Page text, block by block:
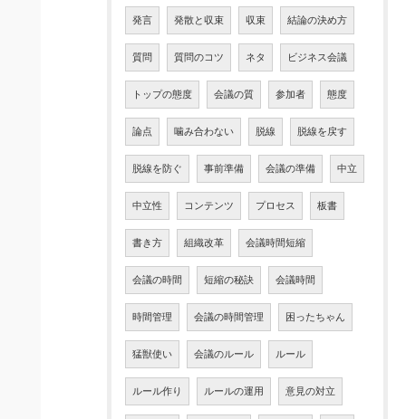
発言 発散と収束 収束 結論の決め方
質問 質問のコツ ネタ ビジネス会議
トップの態度 会議の質 参加者 態度
論点 噛み合わない 脱線 脱線を戻す
脱線を防ぐ 事前準備 会議の準備 中立
中立性 コンテンツ プロセス 板書
書き方 組織改革 会議時間短縮
会議の時間 短縮の秘訣 会議時間
時間管理 会議の時間管理 困ったちゃん
猛獣使い 会議のルール ルール
ルール作り ルールの運用 意見の対立